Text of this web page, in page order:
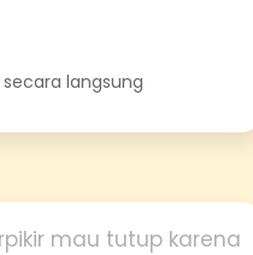
langsung
mau tutup karena